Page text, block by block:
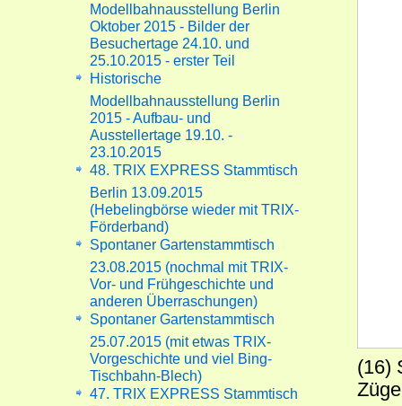
(16)
Modellbahnausstellung Berlin
Oktober 2015 - Bilder der
Besuchertage 24.10. und
25.10.2015 - erster Teil
Historische
Modellbahnausstellung Berlin
2015 - Aufbau- und
Ausstellertage 19.10. -
23.10.2015
48. TRIX EXPRESS Stammtisch
Berlin 13.09.2015
(Hebelingbörse wieder mit TRIX-
Förderband)
Spontaner Gartenstammtisch
23.08.2015 (nochmal mit TRIX-
Vor- und Frühgeschichte und
anderen Überraschungen)
Spontaner Gartenstammtisch
25.07.2015 (mit etwas TRIX-
Vorgeschichte und viel Bing-
Tischbahn-Blech)
47. TRIX EXPRESS Stammtisch